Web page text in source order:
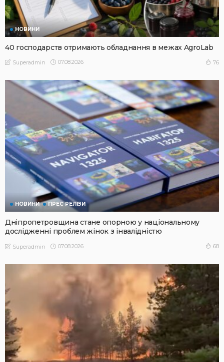
НОВИНИ
40 господарств отримають обладнання в межах AgroLab
Superadmin 07.08.2026 76
НОВИНИ ПРЕС РЕЛІЗИ
Дніпропетровщина стане опорною у національному
дослідженні проблем жінок з інвалідністю
Superadmin 07.08.2026 68